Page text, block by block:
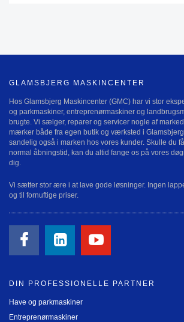
GLAMSBJERG MASKINCENTER
Hos Glamsbjerg Maskincenter (GMC) har vi stor
og parkmaskiner, entreprenørmaskiner og
brugte. Vi sælger, reparer og servicer nogle af
mærker både fra egen butik og værksted i
sandelig også i marken hos vores kunder. Skulle du
normal åbningstid, kan du altid fange os på vores
dig.
Vi sætter stor ære i at lave gode løsninger. Ingen
og til fornuftige priser.
DIN PROFESSIONELLE PARTNER
Have og parkmaskiner
Entreprenørmaskiner